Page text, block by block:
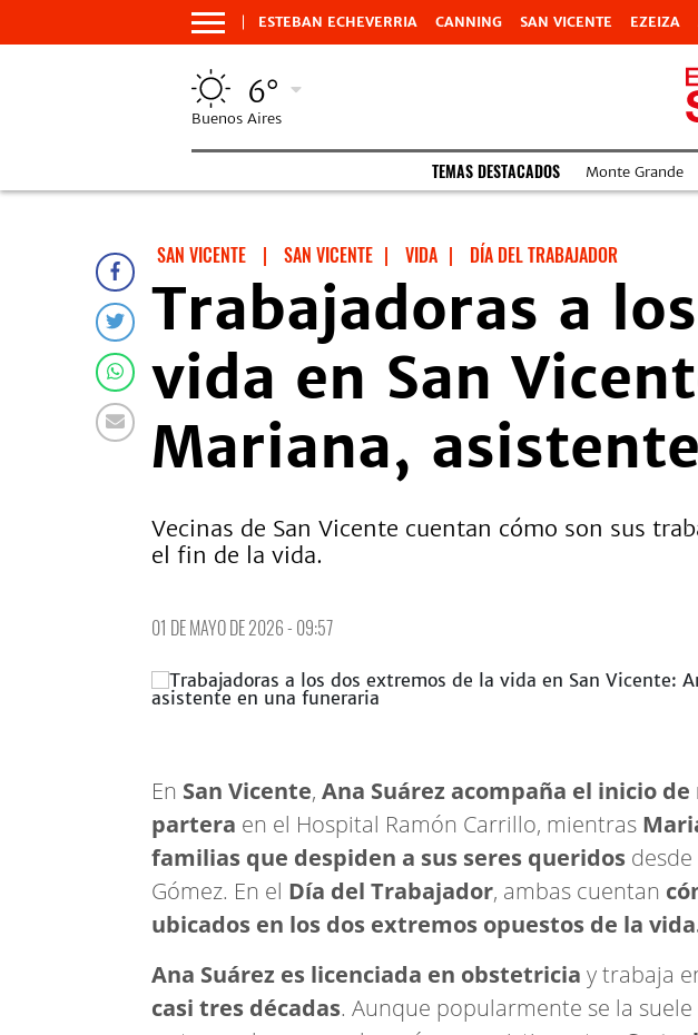
ESTEBAN ECHEVERRIA CANNING SAN VICENTE EZEIZA
6°
Buenos Aires
TEMAS DESTACADOS Monte Grande
SAN VICENTE | SAN VICENTE | VIDA | DÍA DEL TRABAJADOR
Trabajadoras a
vida en San
Mariana,
Vecinas de San Vicente cuentan cómo son sus
el fin de la vida.
01 DE MAYO DE 2026 - 09:57
En San Vicente, Ana Suárez acompaña el inicio
partera en el Hospital Ramón Carrillo, mientras
familias que despiden a sus seres queridos
Gómez. En el Día del Trabajador, ambas cuentan
ubicados en los dos extremos opuestos de la
Ana Suárez es licenciada en obstetricia y trabaja
casi tres décadas. Aunque popularmente se la